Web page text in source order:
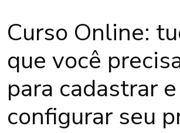
Curso Online:
que você
para cadastrar e
configurar seu